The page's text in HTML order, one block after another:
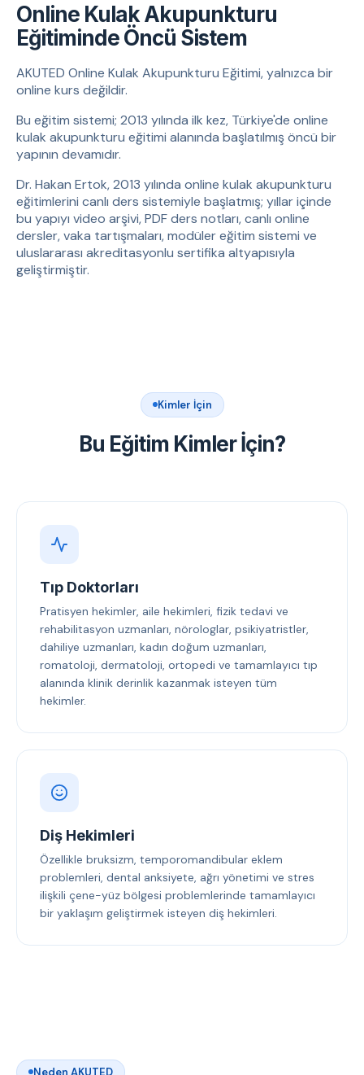
Online Kulak Akupunkturu
Eğitiminde Öncü Sistem
AKUTED Online Kulak Akupunkturu Eğitimi, yalnızca bir
online kurs değildir.
Bu eğitim sistemi; 2013 yılında ilk kez, Türkiye'de online
kulak akupunkturu eğitimi alanında başlatılmış öncü bir
yapının devamıdır.
Dr. Hakan Ertok, 2013 yılında online kulak akupunkturu
eğitimlerini canlı ders sistemiyle başlatmış; yıllar içinde
bu yapıyı video arşivi, PDF ders notları, canlı online
dersler, vaka tartışmaları, modüler eğitim sistemi ve
uluslararası akreditasyonlu sertifika altyapısıyla
geliştirmiştir.
Kimler İçin
Bu Eğitim Kimler İçin?
Tıp Doktorları
Pratisyen hekimler, aile hekimleri, fizik tedavi ve
rehabilitasyon uzmanları, nörologlar, psikiyatristler,
dahiliye uzmanları, kadın doğum uzmanları,
romatoloji, dermatoloji, ortopedi ve tamamlayıcı tıp
alanında klinik derinlik kazanmak isteyen tüm
hekimler.
Diş Hekimleri
Özellikle bruksizm, temporomandibular eklem
problemleri, dental anksiyete, ağrı yönetimi ve stres
ilişkili çene-yüz bölgesi problemlerinde tamamlayıcı
bir yaklaşım geliştirmek isteyen diş hekimleri.
Neden AKUTED